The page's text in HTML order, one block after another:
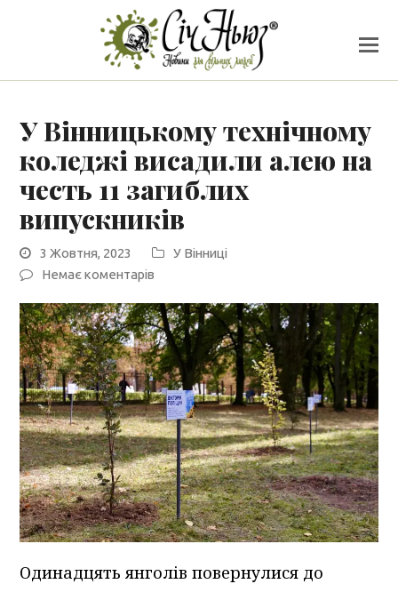
У Вінницькому технічному
коледжі висадили алею на
честь 11 загиблих
випускників
3 Жовтня, 2023
У Вінниці
Немає коментарів
Одинадцять янголів повернулися до